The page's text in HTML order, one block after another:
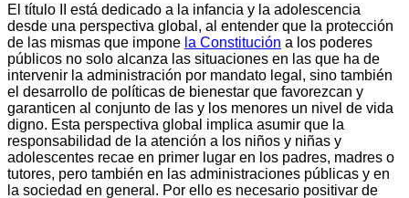
El título II está dedicado a la infancia y la adolescencia
desde una perspectiva global, al entender que la protección
de las mismas que impone la Constitución a los poderes
públicos no solo alcanza las situaciones en las que ha de
intervenir la administración por mandato legal, sino también
el desarrollo de políticas de bienestar que favorezcan y
garanticen al conjunto de las y los menores un nivel de vida
digno. Esta perspectiva global implica asumir que la
responsabilidad de la atención a los niños y niñas y
adolescentes recae en primer lugar en los padres, madres o
tutores, pero también en las administraciones públicas y en
la sociedad en general. Por ello es necesario positivar de